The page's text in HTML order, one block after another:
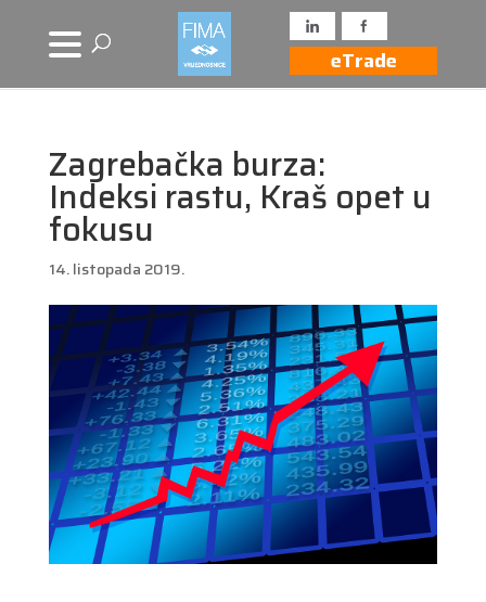
eTrade
Zagrebačka burza:
Indeksi rastu, Kraš opet u
fokusu
14. listopada 2019.